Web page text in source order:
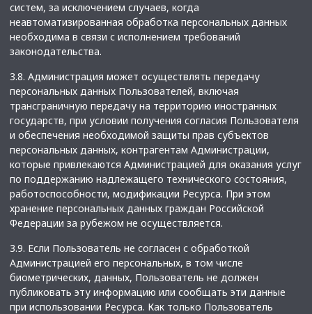
систем, за исключением случаев, когда
неавтоматизированная обработка персональных данных
необходима в связи с исполнением требований
законодательства.
3.8. Администрация может осуществлять передачу
персональных данных Пользователей, включая
трансграничную передачу на территорию иностранных
государств, при условии получения согласия Пользователя
и обеспечения необходимой защиты прав субъектов
персональных данных, контрагентам Администрации,
которые привлекаются Администрацией для оказания услуг
по поддержанию надлежащего технического состояния,
работоспособности, модификации Ресурса. При этом
хранение персональных данных граждан Российской
Федерации за рубежом не осуществляется.
3.9. Если Пользователь не согласен с обработкой
Администрацией его персональных, в том числе
биометрических, данных, Пользователь не должен
публиковать эту информацию или сообщать эти данные
при использовании Ресурса. Как только Пользователь